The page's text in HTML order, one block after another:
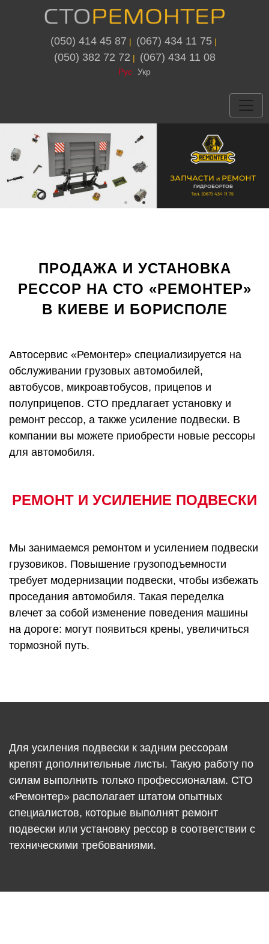
(050) 414 45 87 | (067) 434 11 75 |
(050) 382 72 72 | (067) 434 11 08
Рус Укр
ПРОДАЖА И УСТАНОВКА
РЕССОР НА СТО «РЕМОНТЕР»
В КИЕВЕ И БОРИСПОЛЕ
Автосервис «Ремонтер» специализируется на
обслуживании грузовых автомобилей,
автобусов, микроавтобусов, прицепов и
полуприцепов. СТО предлагает установку и
ремонт рессор, а также усиление подвески. В
компании вы можете приобрести новые рессоры
для автомобиля.
РЕМОНТ И УСИЛЕНИЕ ПОДВЕСКИ
Мы занимаемся ремонтом и усилением подвески
грузовиков. Повышение грузоподъемности
требует модернизации подвески, чтобы избежать
проседания автомобиля. Такая переделка
влечет за собой изменение поведения машины
на дороге: могут появиться крены, увеличиться
тормозной путь.
Для усиления подвески к задним рессорам
крепят дополнительные листы. Такую работу по
силам выполнить только профессионалам. СТО
«Ремонтер» располагает штатом опытных
специалистов, которые выполнят ремонт
подвески или установку рессор в соответствии с
техническими требованиями.